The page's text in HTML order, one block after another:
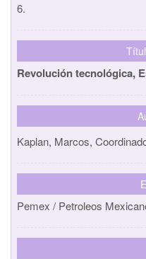
6.
Revolución tecnológica,
Kaplan, Marcos,
Pemex / Petroleos